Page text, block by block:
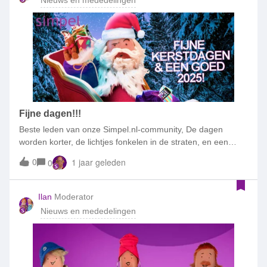
steeds hard bezig om het probleem op te lossen. Het
probleem wordt veroorzaakt door een kabelbreuk door
werkzaamheden vlak bij Rotterdam. We zien dat het bij een
aantal klanten werkt om het toestel uit- en aan te zetten. Wil
je dit proberen? Zit je thuis op Wifi dan raden we je aan om
het bellen via Wifi aan te zetten op je toestel.
Fijne dagen!!!
Beste leden van onze Simpel.nl-community, De dagen
worden korter, de lichtjes fonkelen in de straten, en een
warm gevoel van samenzijn vult de lucht. Terwijl het jaar ten
einde loopt, kijken wij als team van Simpel met trots terug op
een bijzonder jaar. Een jaar waarin jullie ons keer op keer
hebben geïnspireerd, verrast en een glimlach op ons gezicht
hebben getoverd.Jullie betrokkenheid, vragen, ideeën en
steun maken onze community uniek. Samen zorgen we
ervoor dat iedereen verbonden blijft, niet alleen met onze
diensten maar ook met elkaar. Dankzij jullie zijn we elke dag
weer gemotiveerd om te verbeteren en jullie zo goed
0 0 1 jaar geleden
Ilan Moderator
Nieuws en mededelingen